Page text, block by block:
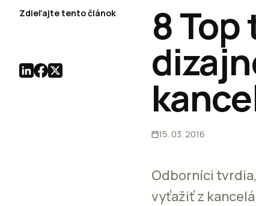
8
15. 03. 2016
Odborníci
vyťažiť z
Zdieľajte tento článok